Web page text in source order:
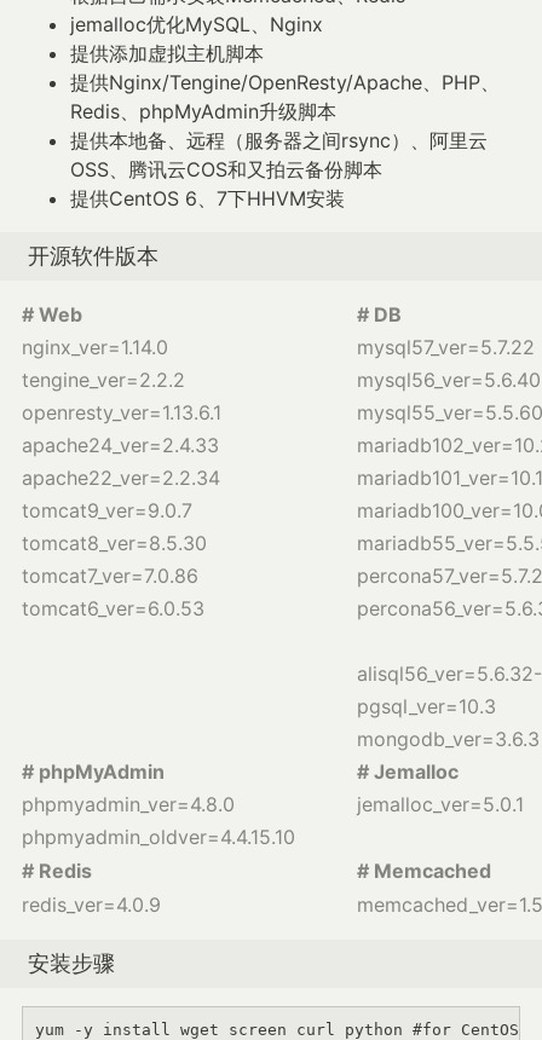
jemalloc优化MySQL、Nginx
提供添加虚拟主机脚本
提供Nginx/Tengine/OpenResty/Apache、PHP、
Redis、phpMyAdmin升级脚本
提供本地备、远程（服务器之间rsync）、阿里云
OSS、腾讯云COS和又拍云备份脚本
提供CentOS 6、7下HHVM安装
开源软件版本
# Web
# DB
nginx_ver=1.14.0
mysql57_ver=5.7.22
tengine_ver=2.2.2
mysql56_ver=5.6.40
openresty_ver=1.13.6.1
mysql55_ver=5.5.60
apache24_ver=2.4.33
apache22_ver=2.2.34
tomcat9_ver=9.0.7
tomcat8_ver=8.5.30
tomcat7_ver=7.0.86
tomcat6_ver=6.0.53
pgsql_ver=10.3
mongodb_ver=3.6.3
# phpMyAdmin
# Jemalloc
phpmyadmin_ver=4.8.0
jemalloc_ver=5.0.1
phpmyadmin_oldver=4.4.15.10
# Redis
# Memcached
redis_ver=4.0.9
安装步骤
yum -y install wget screen curl python #for